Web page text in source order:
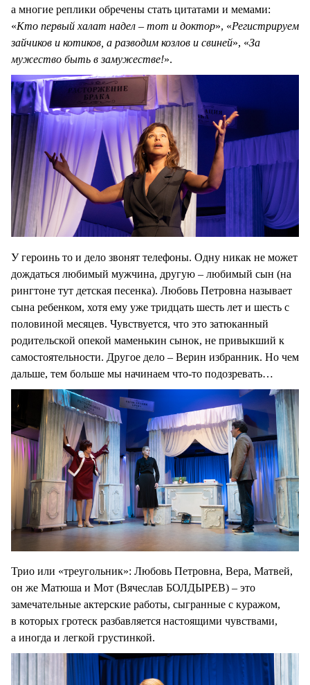
а многие реплики обречены стать цитатами и мемами:
«Кто первый халат надел – тот и доктор», «Регистрируем
зайчиков и котиков, а разводим козлов и свиней», «За
мужество быть в замужестве!».
У героинь то и дело звонят телефоны. Одну никак не может
дождаться любимый мужчина, другую – любимый сын (на
рингтоне тут детская песенка). Любовь Петровна называет
сына ребенком, хотя ему уже тридцать шесть лет и шесть с
половиной месяцев. Чувствуется, что это затюканный
родительской опекой маменькин сынок, не привыкший к
самостоятельности. Другое дело – Верин избранник. Но чем
дальше, тем больше мы начинаем что-то подозревать…
Трио или «треугольник»: Любовь Петровна, Вера, Матвей,
он же Матюша и Мот (Вячеслав БОЛДЫРЕВ) – это
замечательные актерские работы, сыгранные с куражом,
в которых гротеск разбавляется настоящими чувствами,
а иногда и легкой грустинкой.